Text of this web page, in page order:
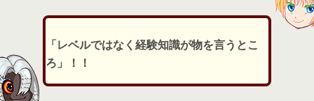
「レベルではなく経験知識が物を言うとこ
ろ」！！